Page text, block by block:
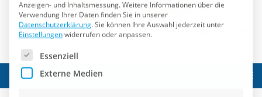
Verwendung Ihrer Daten finden Sie in unserer
Datenschutzerklärung. Sie können Ihre Auswahl jederzeit unter
Einstellungenwiderrufen oder anpassen.